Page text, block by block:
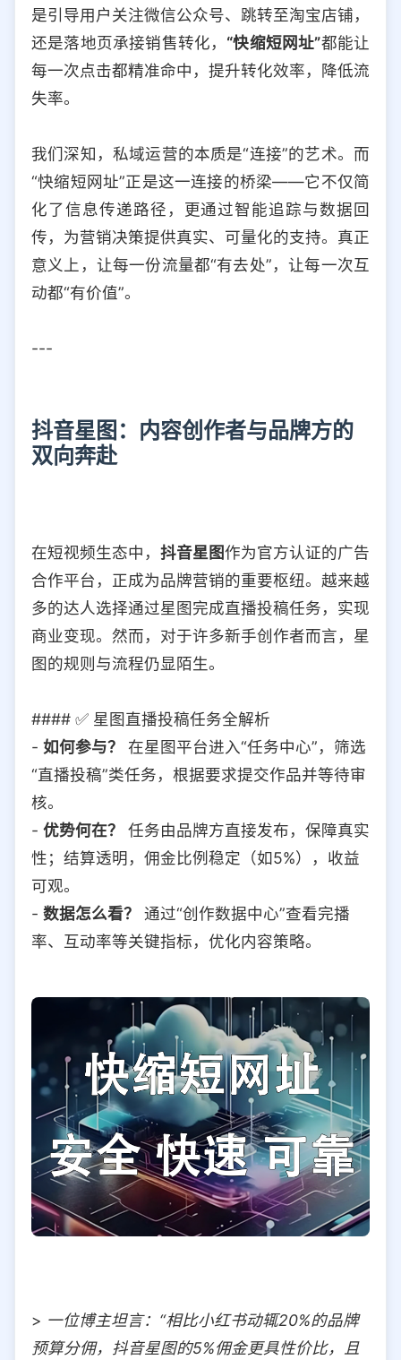
是引导用户关注微信公众号、跳转至淘宝店铺，
还是落地页承接销售转化， “快缩短网址”都能让
每一次点击都精准命中，提升转化效率，降低流
失率。
我们深知，私域运营的本质是“连接”的艺术。而
“快缩短网址”正是这一连接的桥梁——它不仅简
化了信息传递路径，更通过智能追踪与数据回
传，为营销决策提供真实、可量化的支持。真正
意义上，让每一份流量都“有去处”，让每一次互
动都“有价值”。
---
抖音星图：内容创作者与品牌方的
双向奔赴
在短视频生态中， 抖音星图作为官方认证的广告
合作平台，正成为品牌营销的重要枢纽。越来越
多的达人选择通过星图完成直播投稿任务，实现
商业变现。然而，对于许多新手创作者而言，星
图的规则与流程仍显陌生。
#### ✅ 星图直播投稿任务全解析
- 如何参与？
在星图平台进入“任务中心”，筛选
“直播投稿”类任务，根据要求提交作品并等待审
核。
- 优势何在？
任务由品牌方直接发布，保障真实
性；结算透明，佣金比例稳定（如5%），收益
可观。
- 数据怎么看？
通过“创作数据中心”查看完播
率、互动率等关键指标，优化内容策略。
> 一位博主坦言：“相比小红书动辄20%的品牌
预算分佣，抖音星图的5%佣金更具性价比，且